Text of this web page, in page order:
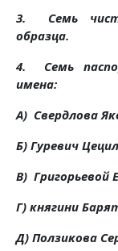
3. Семь
образца.
4. Семь
имена:
A) Свердлова
Б) Гуревич
B) Григорьевой
Г) княгини
Д) Ползикова